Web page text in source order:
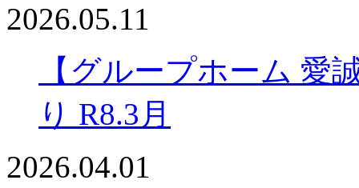
2026.05.11
【グループホーム 愛
り R8.3月
2026.04.01